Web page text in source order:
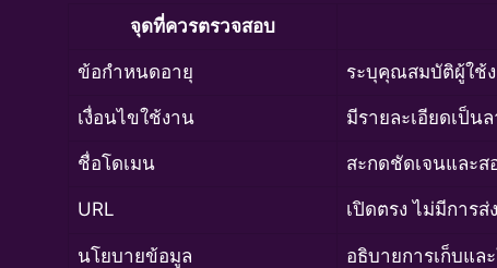
จุดที่ควรตรวจสอบ
ข้อกำหนดอายุ ระบุคุณสมบัติผู้ใช้
เงื่อนไขใช้งาน มีรายละเอียดเป็น
ชื่อโดเมน สะกดชัดเจนและส
URL เปิดตรง ไม่มีการ
นโยบายข้อมูล อธิบายการเก็บแล